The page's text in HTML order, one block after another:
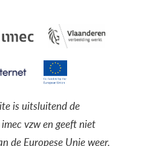
is uitsluitend de
vzw en geeft niet
de Europese Unie weer.